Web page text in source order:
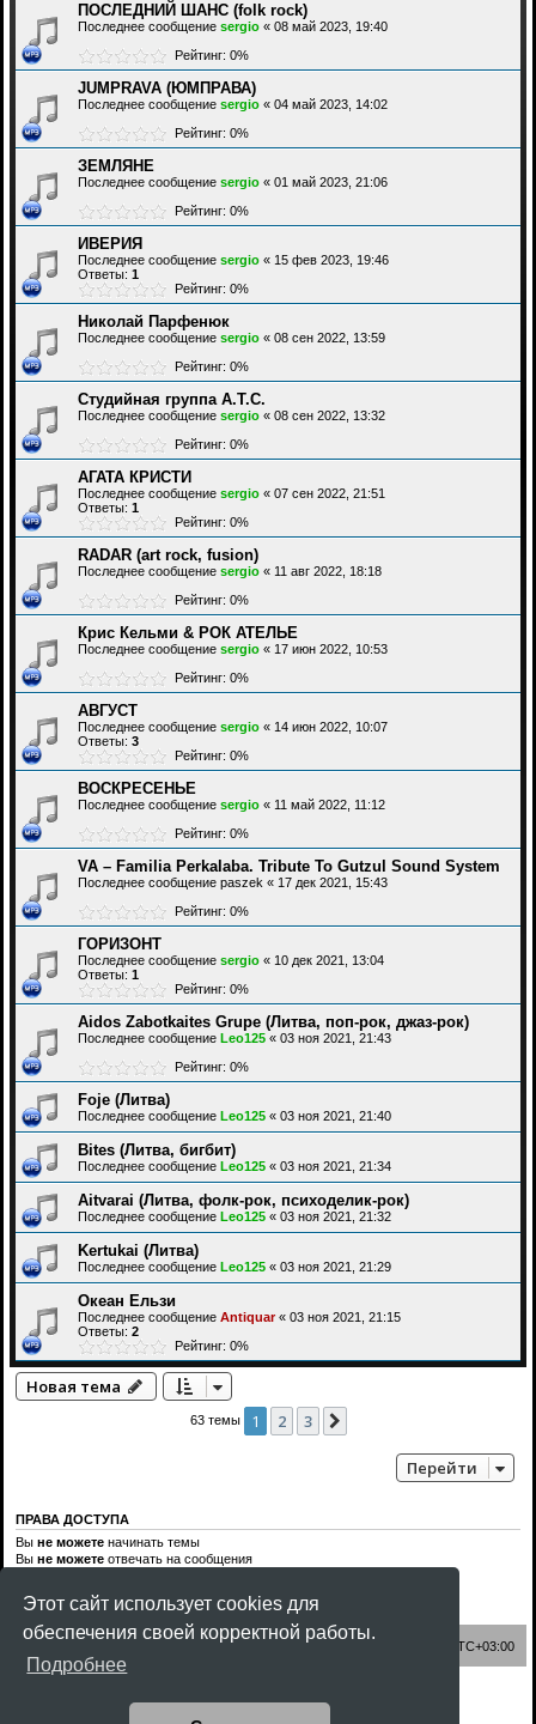
Этот сайт использует cookies для
обеспечения своей корректной работы.
Подробнее
ПОСЛЕДНИЙ ШАНС (folk rock)
Последнее сообщение sergio « 08 май 2023, 19:40
Рейтинг: 0%
JUMPRAVA (ЮМПРАВА)
Последнее сообщение sergio « 04 май 2023, 14:02
Рейтинг: 0%
ЗЕМЛЯНЕ
Последнее сообщение sergio « 01 май 2023, 21:06
Рейтинг: 0%
ИВЕРИЯ
Последнее сообщение sergio « 15 фев 2023, 19:46
Ответы: 1
Рейтинг: 0%
Николай Парфенюк
Последнее сообщение sergio « 08 сен 2022, 13:59
Рейтинг: 0%
Студийная группа А.Т.С.
Последнее сообщение sergio « 08 сен 2022, 13:32
Рейтинг: 0%
АГАТА КРИСТИ
Последнее сообщение sergio « 07 сен 2022, 21:51
Ответы: 1
Рейтинг: 0%
RADAR (art rock, fusion)
Последнее сообщение sergio « 11 авг 2022, 18:18
Рейтинг: 0%
Крис Кельми & РОК АТЕЛЬЕ
Последнее сообщение sergio « 17 июн 2022, 10:53
Рейтинг: 0%
АВГУСТ
Последнее сообщение sergio « 14 июн 2022, 10:07
Ответы: 3
Рейтинг: 0%
ВОСКРЕСЕНЬЕ
Последнее сообщение sergio « 11 май 2022, 11:12
Рейтинг: 0%
VA – Familia Perkalaba. Tribute To Gutzul Sound System
Последнее сообщение paszek « 17 дек 2021, 15:43
Рейтинг: 0%
ГОРИЗОНТ
Последнее сообщение sergio « 10 дек 2021, 13:04
Ответы: 1
Рейтинг: 0%
Aidos Zabotkaites Grupe (Литва, поп-рок, джаз-рок)
Последнее сообщение Leo125 « 03 ноя 2021, 21:43
Рейтинг: 0%
Foje (Литва)
Последнее сообщение Leo125 « 03 ноя 2021, 21:40
Bites (Литва, бигбит)
Последнее сообщение Leo125 « 03 ноя 2021, 21:34
Aitvarai (Литва, фолк-рок, психоделик-рок)
Последнее сообщение Leo125 « 03 ноя 2021, 21:32
Kertukai (Литва)
Последнее сообщение Leo125 « 03 ноя 2021, 21:29
Океан Ельзи
Последнее сообщение Antiquar« 03 ноя 2021, 21:15
Ответы: 2
Рейтинг: 0%
Новая тема
63 темы 1 2 3
Перейти
ПРАВА ДОСТУПА
Вы не можете начинать темы
Вы не можете отвечать на сообщения
не можете
Вы не можете добавлять вложения
UTC+03:00
phpBB Spain